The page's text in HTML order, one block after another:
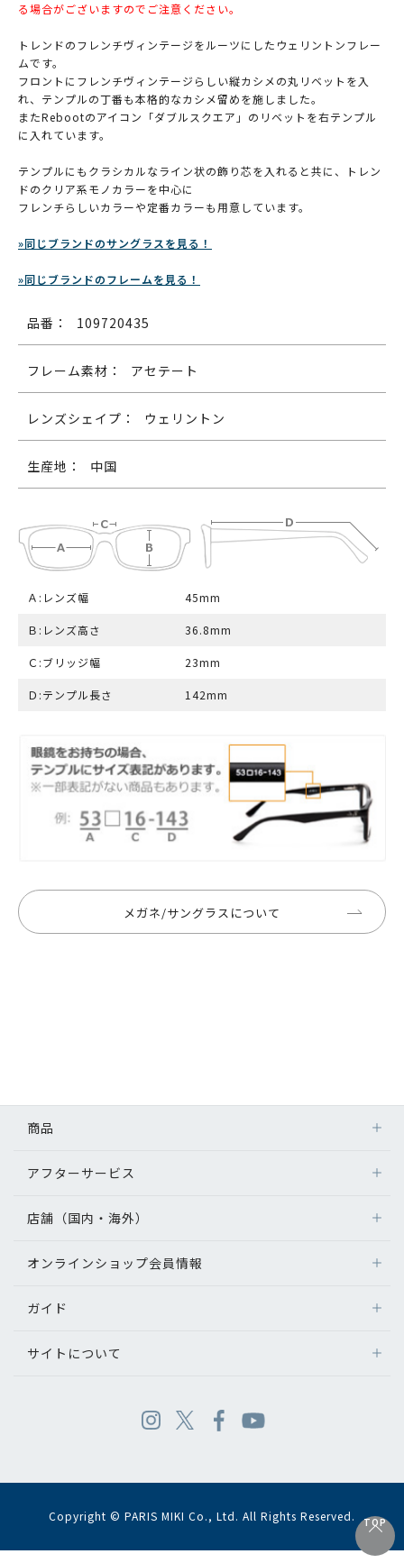
る場合がございますのでご注意ください。
トレンドのフレンチヴィンテージをルーツにしたウェリントンフレー
ムです。
フロントにフレンチヴィンテージらしい縦カシメの丸リベットを入
れ、テンプルの丁番も本格的なカシメ留めを施しました。
またRebootのアイコン「ダブルスクエア」のリベットを右テンプル
に入れています。
テンプルにもクラシカルなライン状の飾り芯を入れると共に、トレン
ドのクリア系モノカラーを中心に
フレンチらしいカラーや定番カラーも用意しています。
»同じブランドのサングラスを見る！
»同じブランドのフレームを見る！
品番： 109720435
フレーム素材： アセテート
レンズシェイプ： ウェリントン
生産地： 中国
Ａ:レンズ幅 45mm
Ｂ:レンズ高さ 36.8mm
Ｃ:ブリッジ幅 23mm
Ｄ:テンプル長さ 142mm
メガネ/サングラスについて
TOP
商品
アフターサービス
店舗（国内・海外）
オンラインショップ会員情報
ガイド
サイトについて
Copyright © PARIS MIKI Co., Ltd. All Rights Reserved.